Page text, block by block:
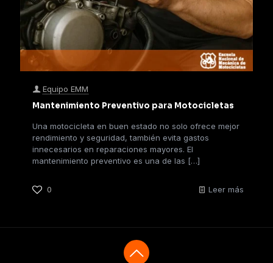
Equipo EMM
Mantenimiento Preventivo para Motocicletas
Una motocicleta en buen estado no solo ofrece mejor
rendimiento y seguridad, también evita gastos
innecesarios en reparaciones mayores. El
mantenimiento preventivo es una de las […]
0 Leer más